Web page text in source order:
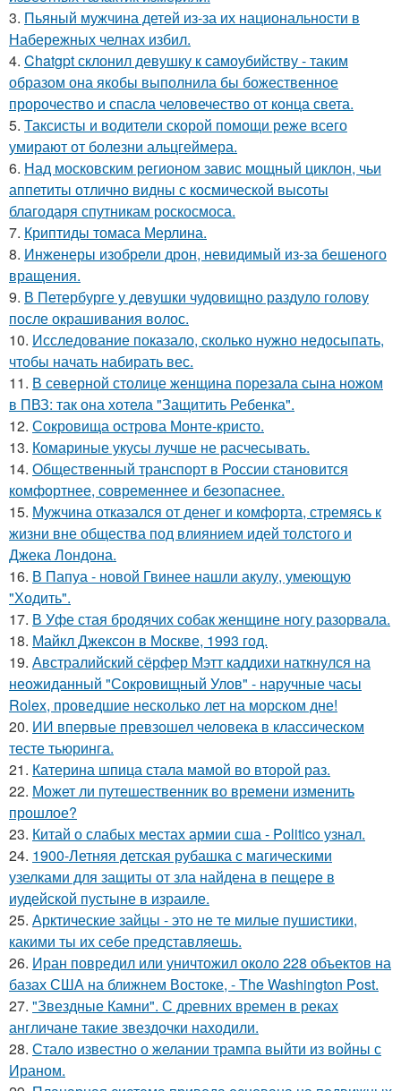
3. Пьяный мужчина детей из-за их национальности в
Набережных челнах избил.
4. Chatgpt склонил девушку к самоубийству - таким
образом она якобы выполнила бы божественное
пророчество и спасла человечество от конца света.
5. Таксисты и водители скорой помощи реже всего
умирают от болезни альцгеймера.
6. Над московским регионом завис мощный циклон, чьи
аппетиты отлично видны с космической высоты
благодаря спутникам роскосмоса.
7. Криптиды томаса Мерлина.
8. Инженеры изобрели дрон, невидимый из-за бешеного
вращения.
9. В Петербурге у девушки чудовищно раздуло голову
после окрашивания волос.
10. Исследование показало, сколько нужно недосыпать,
чтобы начать набирать вес.
11. В северной столице женщина порезала сына ножом
в ПВЗ: так она хотела "Защитить Ребенка".
12. Сокровища острова Монте-кристо.
13. Комариные укусы лучше не расчесывать.
14. Общественный транспорт в России становится
комфортнее, современнее и безопаснее.
15. Мужчина отказался от денег и комфорта, стремясь к
жизни вне общества под влиянием идей толстого и
Джека Лондона.
16. В Папуа - новой Гвинее нашли акулу, умеющую
"Ходить".
17. В Уфе стая бродячих собак женщине ногу разорвала.
18. Майкл Джексон в Москве, 1993 год.
19. Австралийский сёрфер Мэтт каддихи наткнулся на
неожиданный "Сокровищный Улов" - наручные часы
Rolex, проведшие несколько лет на морском дне!
20. ИИ впервые превзошел человека в классическом
тесте тьюринга.
21. Катерина шпица стала мамой во второй раз.
22. Может ли путешественник во времени изменить
прошлое?
23. Китай о слабых местах армии сша - Politico узнал.
24. 1900-Летняя детская рубашка с магическими
узелками для защиты от зла найдена в пещере в
иудейской пустыне в израиле.
25. Арктические зайцы - это не те милые пушистики,
какими ты их себе представляешь.
26. Иран повредил или уничтожил около 228 объектов на
базах США на ближнем Востоке, - The Washington Post.
27. "Звездные Камни". С древних времен в реках
англичане такие звездочки находили.
28. Стало известно о желании трампа выйти из войны с
Ираном.